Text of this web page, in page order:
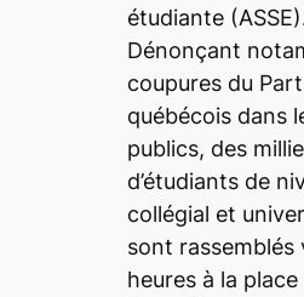
étudiante
Dénonçant
coupures du
québécois dans
publics, des
d’étudiants de
collégial et
sont rassemblés
heures à la place